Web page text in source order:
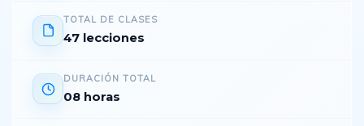
TOTAL DE CLASES
47 lecciones
DURACIÓN TOTAL
08 horas